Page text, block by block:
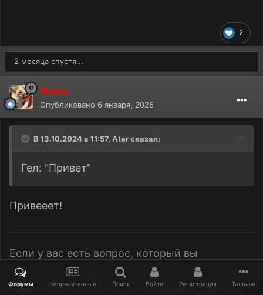
2
2 месяца спустя...
Rescor
Опубликовано 6 января, 2025
В 13.10.2024 в 11:57, Aterсказал:
Гел: "Привет"
Привееет!
Если у вас есть вопрос, который вы
стесняетесь задать в общем форуме - можете
спросить об этом в ЛС, постараюсь помочь.
Форумы Непрочитанные Поиск Войти Регистрация Больше